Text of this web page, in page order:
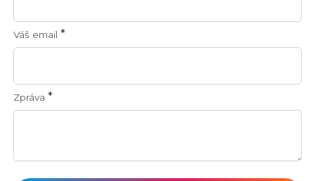
Váš email *
Zpráva *